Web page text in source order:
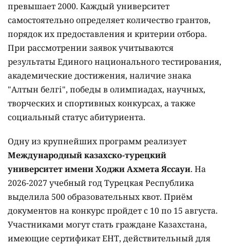
превышает 2000. Каждый университет
самостоятельно определяет количество грантов,
порядок их предоставления и критерии отбора.
При рассмотрении заявок учитываются
результаты Единого национального тестирования,
академические достижения, наличие знака
"Алтын белгі", победы в олимпиадах, научных,
творческих и спортивных конкурсах, а также
социальный статус абитуриента.
Одну из крупнейших программ реализует
Международный казахско-турецкий
университет имени Ходжи Ахмета Яссауи. На
2026-2027 учебный год Турецкая Республика
выделила 500 образовательных квот. Приём
документов на конкурс пройдет с 10 по 15 августа.
Участниками могут стать граждане Казахстана,
имеющие сертификат ЕНТ, действительный для